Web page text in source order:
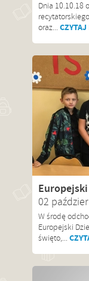
Dnia 10.10.18
oraz...
02
W środę
Europejski
święto,...